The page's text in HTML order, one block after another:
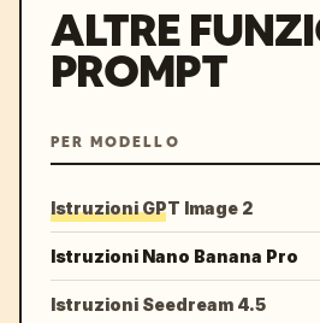
ALTRE
PROMPT
PER MODELLO
Istruzioni GPT Image 2
Istruzioni Nano Banana Pro
Istruzioni Seedream 4.5